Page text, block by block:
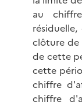
au
clôture de
de cette
cette
chiffre
chiffre